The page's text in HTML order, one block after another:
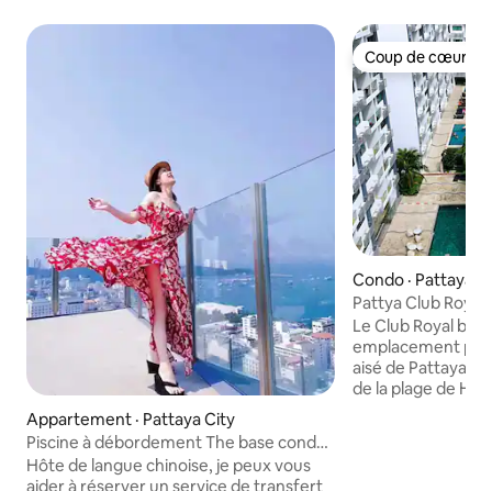
Appartement · Pattaya City
Piscine à débordement The base condo
au centre-ville de Pattaya en Thaïlande
Hôte de langue chinoise, je peux vous
aider à réserver un service de transfert
Coup de cœur
Coup de cœur
Condo · Pattaya
Pattya Club
chambre à
Le Club Royal
emplacement
aisé de Pattaya,
de la plage de